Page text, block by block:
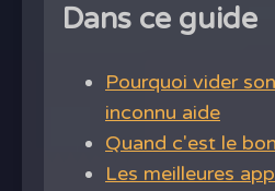
Dans ce guide
Pourquoi vider
inconnu aide
Quand c'est le
Les meilleures